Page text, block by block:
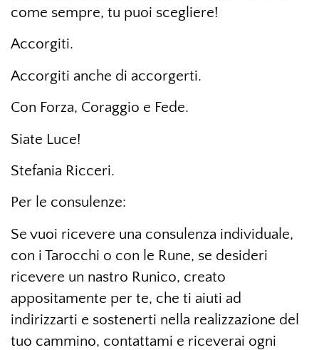
come sempre, tu puoi scegliere!
Accorgiti.
Accorgiti anche di accorgerti.
Con Forza, Coraggio e Fede.
Siate Luce!
Stefania Ricceri.
Per le consulenze:
Se vuoi ricevere una consulenza individuale,
con i Tarocchi o con le Rune, se desideri
ricevere un nastro Runico, creato
appositamente per te, che ti aiuti ad
indirizzarti e sostenerti nella realizzazione del
tuo cammino, contattami e riceverai ogni